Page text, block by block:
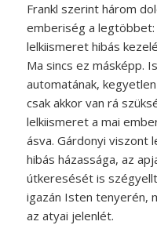
Frankl szerint három
emberiség a
lelkiismeret hibás
Ma sincs ez másképp.
automatának,
csak akkor van rá
lelkiismeret a mai
ásva. Gárdonyi viszont
hibás házassága, az
útkeresését is
igazán Isten tenyerén,
az atyai jelenlét.